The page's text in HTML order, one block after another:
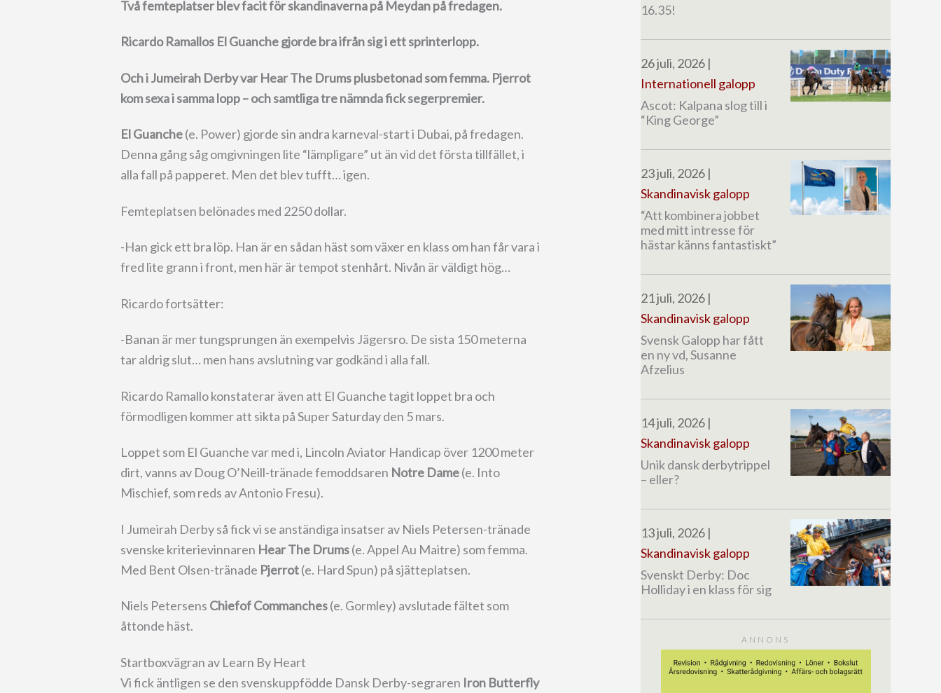
Två femteplatser blev facit för skandinaverna på Meydan på fredagen.
Ricardo Ramallos El Guanche gjorde bra ifrån sig i ett sprinterlopp.
Och i Jumeirah Derby var Hear The Drums plusbetonad som femma. Pjerrot
kom sexa i samma lopp – och samtliga tre nämnda fick segerpremier.
El Guanche(e. Power) gjorde sin andra karneval-start i Dubai, på fredagen.
Denna gång såg omgivningen lite “lämpligare” ut än vid det första tillfället, i
alla fall på papperet. Men det blev tufft… igen.
Femteplatsen belönades med 2250 dollar.
-Han gick ett bra löp. Han är en sådan häst som växer en klass om han får vara i
fred lite grann i front, men här är tempot stenhårt. Nivån är väldigt hög…
Ricardo fortsätter:
-Banan är mer tungsprungen än exempelvis Jägersro. De sista 150 meterna
tar aldrig slut… men hans avslutning var godkänd i alla fall.
Ricardo Ramallo konstaterar även att El Guanche tagit loppet bra och
förmodligen kommer att sikta på Super Saturday den 5 mars.
Loppet som El Guanche var med i, Lincoln Aviator Handicap över 1200 meter
dirt, vanns av Doug O’Neill-tränade femoddsaren Notre Dame(e. Into
Mischief, som reds av Antonio Fresu).
I Jumeirah Derby så fick vi se anständiga insatser av Niels Petersen-tränade
svenske kriterievinnaren Hear The Drums(e. Appel Au Maitre) som femma.
Med Bent Olsen-tränade Pjerrot(e. Hard Spun) på sjätteplatsen.
Niels Petersens Chiefof Commanches(e. Gormley) avslutade fältet som
åttonde häst.
Startboxvägran av Learn By Heart
Vi fick äntligen se den svenskuppfödde Dansk Derby-segraren Iron Butterfly
16.35!
26 juli, 2026 |
Internationell galopp
Ascot: Kalpana slog till i
“King George”
23 juli, 2026 |
Skandinavisk galopp
“Att kombinera jobbet
med mitt intresse för
hästar känns fantastiskt”
21 juli, 2026 |
Skandinavisk galopp
Svensk Galopp har fått
en ny vd, Susanne
Afzelius
14 juli, 2026 |
Skandinavisk galopp
Unik dansk derbytrippel
– eller?
13 juli, 2026 |
Skandinavisk galopp
Svenskt Derby: Doc
Holliday i en klass för sig
ANNONS